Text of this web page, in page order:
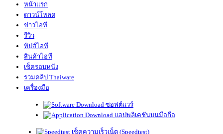
หน้าแรก
ดาวน์โหลด
ข่าวไอที
รีวิว
ทิปส์ไอที
สินค้าไอที
เช็ครอบหนัง
รวมคลิป Thaiware
เครื่องมือ
ซอฟต์แวร์
แอปพลิเคชันบนมือถือ
เช็คความเร็วเน็ต (Speedtest)